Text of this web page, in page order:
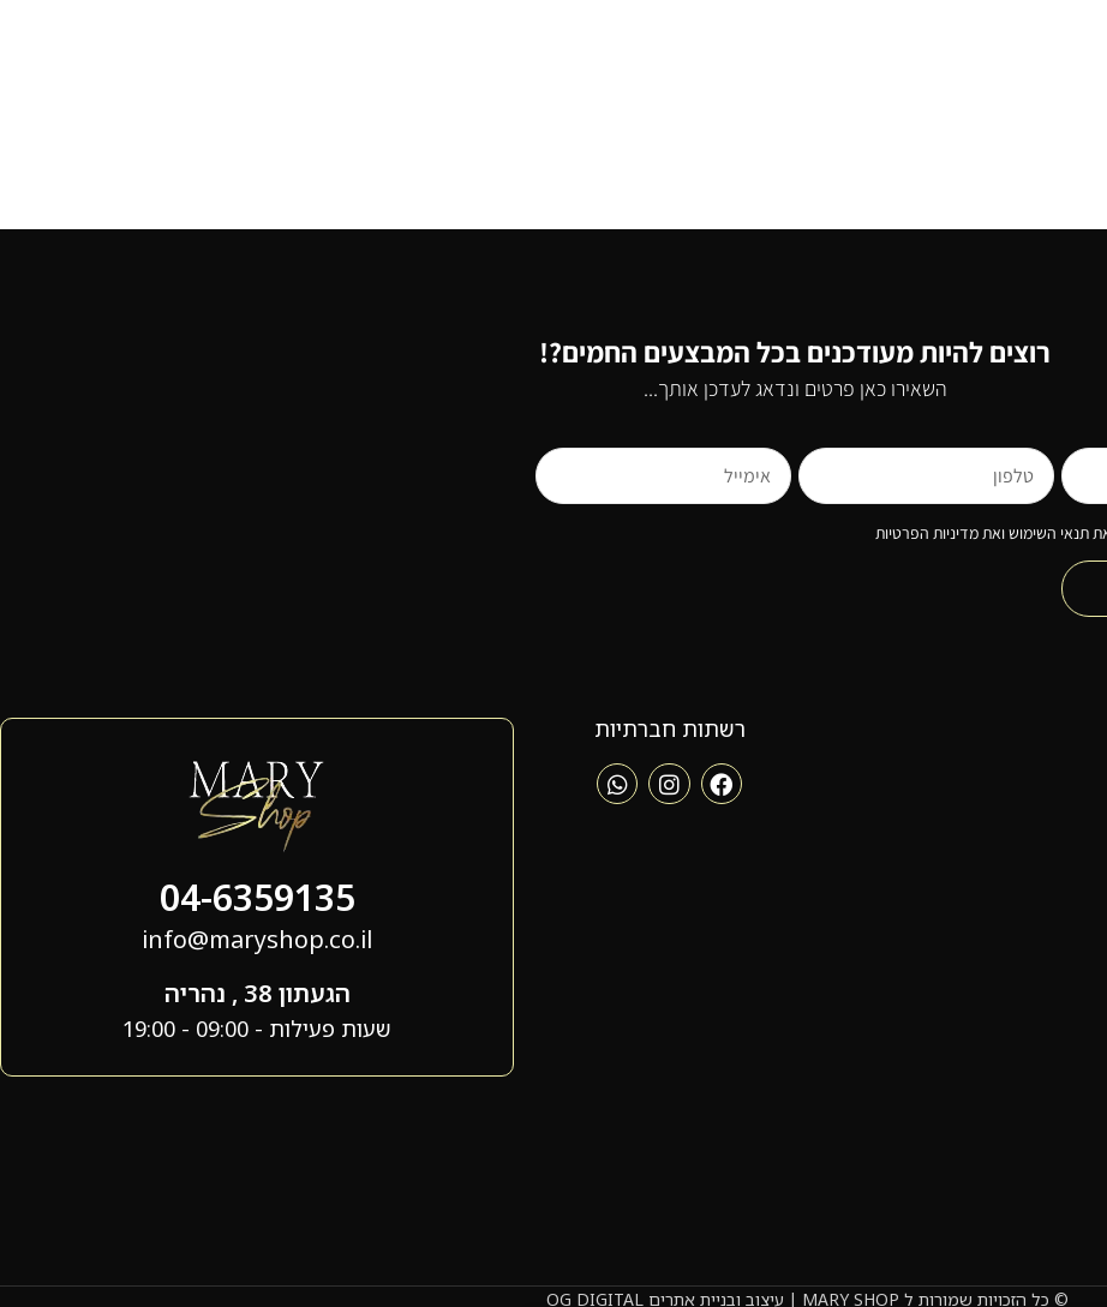
רוצים להיות מעודכנים בכל המבצעים החמים?!
השאירו כאן פרטים ונדאג לעדכן אותך...
תנאי השימוש ואת מדיניות הפרטיות
רשתות חברתיות
04-6359135
info@maryshop.co.il
הגעתון 38 , נהריה
שעות פעילות - 09:00 - 19:00
© כל הזכויות שמורות ל MARY SHOP | עיצוב ובניית אתרים OG DIGITAL